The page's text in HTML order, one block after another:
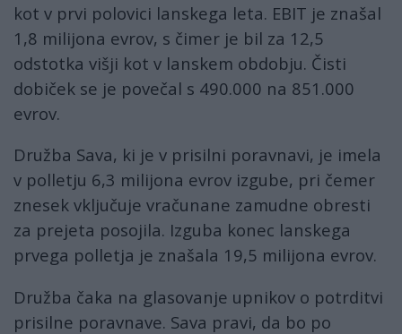
kot v prvi polovici lanskega leta. EBIT je znašal
1,8 milijona evrov, s čimer je bil za 12,5
odstotka višji kot v lanskem obdobju. Čisti
dobiček se je povečal s 490.000 na 851.000
evrov.
Družba Sava, ki je v prisilni poravnavi, je imela
v polletju 6,3 milijona evrov izgube, pri čemer
znesek vključuje vračunane zamudne obresti
za prejeta posojila. Izguba konec lanskega
prvega polletja je znašala 19,5 milijona evrov.
Družba čaka na glasovanje upnikov o potrditvi
prisilne poravnave. Sava pravi, da bo po